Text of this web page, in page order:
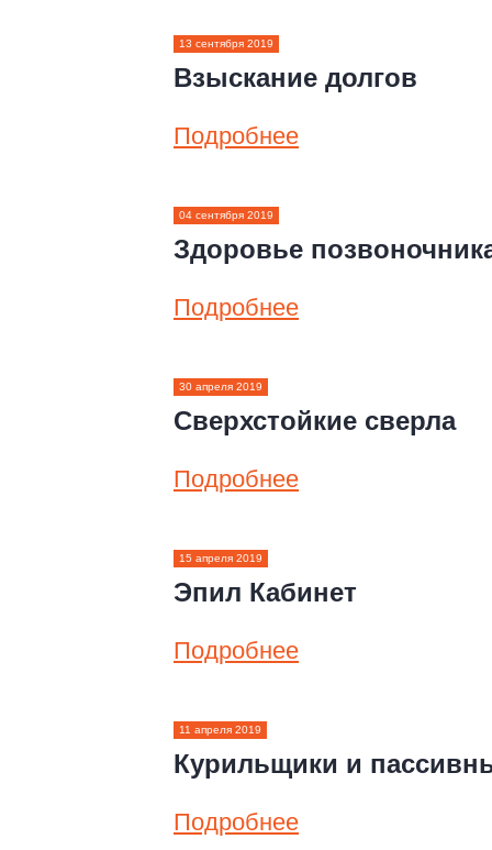
13 сентября 2019
Взыскание долгов
Подробнее
04 сентября 2019
Здоровье
Подробнее
30 апреля 2019
Сверхстойкие сверла
Подробнее
15 апреля 2019
Эпил Кабинет
Подробнее
11 апреля 2019
Курильщики и
Подробнее